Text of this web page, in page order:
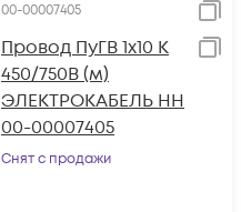
00-00007405
Провод ПуГВ 1х10 К
450/750В (м)
ЭЛЕКТРОКАБЕЛЬ НН
00-00007405
Снят с продажи